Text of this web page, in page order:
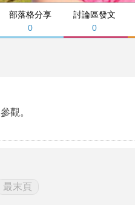
部落格分享
0
討論區發文
0
觀。
最末頁